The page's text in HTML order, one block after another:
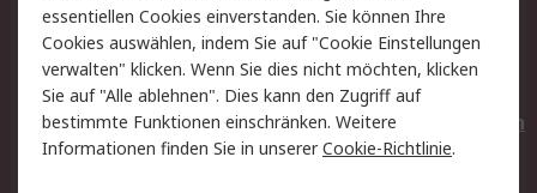
AGB
Datenschutz
Cookie-Richtlinie
Zahlungsbedingungen
Copyright/Impressum
Entsorgung
Elektrogeräte/Batterien
essentiellen Cookies einverstanden. Sie können Ihre
Cookies auswählen, indem Sie auf "Cookie Einstellungen
verwalten" klicken. Wenn Sie dies nicht möchten, klicken
Sie auf "Alle ablehnen". Dies kann den Zugriff auf
bestimmte Funktionen einschränken. Weitere
Informationen finden Sie in unsererCookie-Richtlinie.